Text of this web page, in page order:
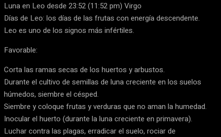
Luna en Leo desde 23:52 (11:52 pm) Virgo
Días de Leo: los días de las frutas con energía descendente.
Leo es uno de los signos más infértiles.
Favorable:
Corta las ramas secas de los huertos y arbustos.
Durante el cultivo de semillas de luna creciente en los suelos
húmedos, siembre el césped.
Siembre y coloque frutas y verduras que no aman la humedad.
Inocular el huerto (durante la luna creciente en primavera).
Luchar contra las plagas, erradicar el suelo, rociar de